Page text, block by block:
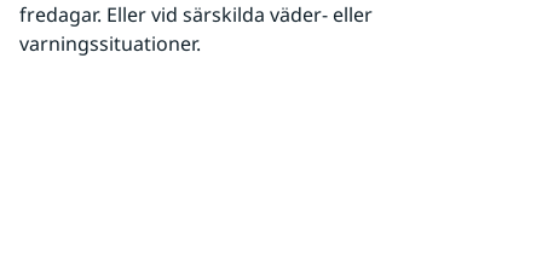
fredagar. Eller vid särskilda väder- eller
varningssituationer.